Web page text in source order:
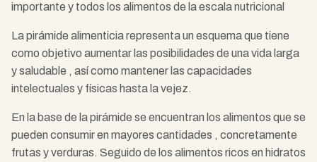
importante y todos los alimentos de la escala nutricional
La pirámide alimenticia representa un esquema que tiene
como objetivo aumentar las posibilidades de una vida larga
y saludable , así como mantener las capacidades
intelectuales y físicas hasta la vejez.
En la base de la pirámide se encuentran los alimentos que se
pueden consumir en mayores cantidades , concretamente
frutas y verduras. Seguido de los alimentos ricos en hidratos